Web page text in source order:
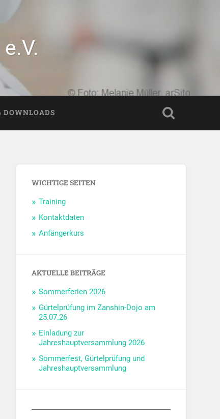
DOWNLOADS
WICHTIGE SEITEN
Training
Kontaktdaten
Anfängerkurs
AKTUELLE BEITRÄGE
Sommerferien 2026
Gürtelprüfung im Zanshin-Dojo am
25.07.26
Einladung zur
Jahreshauptversammlung 2026
Sommerfest, Gürtelprüfung und
Jahreshauptversammlung